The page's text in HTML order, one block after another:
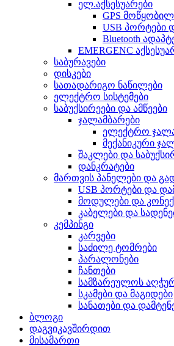
ელ.აქსესუარები
GPS
USB პორტები
Bluetooth
EMERGENC
საბურავები
დისკები
სათადარიგო ნაწილები
ელექტრო სისტემები
საბუქსირეები და ამწეები
ჯალამბარები
ელექტრო
მექანიკური
შაკლები და
დანკრატები
მართვის პანელები და
USB პორტები და
მოდულები და
კაბელები და
კემპინგი
კარვები
საძილე ტომრები
პარალონები
ჩანთები
სამზარეულოს
სკამები და მაგიდები
სანათები და
ბლოგი
დაგვიკავშირდით
მისამართი